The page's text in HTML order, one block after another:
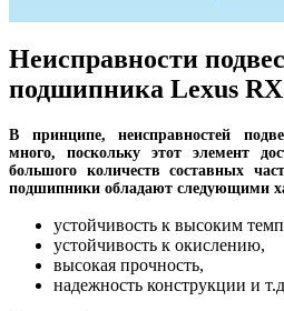
Неисправности
подшипника Lexus RX
В принципе, неисправностей
много, поскольку этот элемент
большого количеств составных
подшипники обладают следующими
устойчивость к высоким
устойчивость к окислению,
высокая прочность,
надежность конструкции и